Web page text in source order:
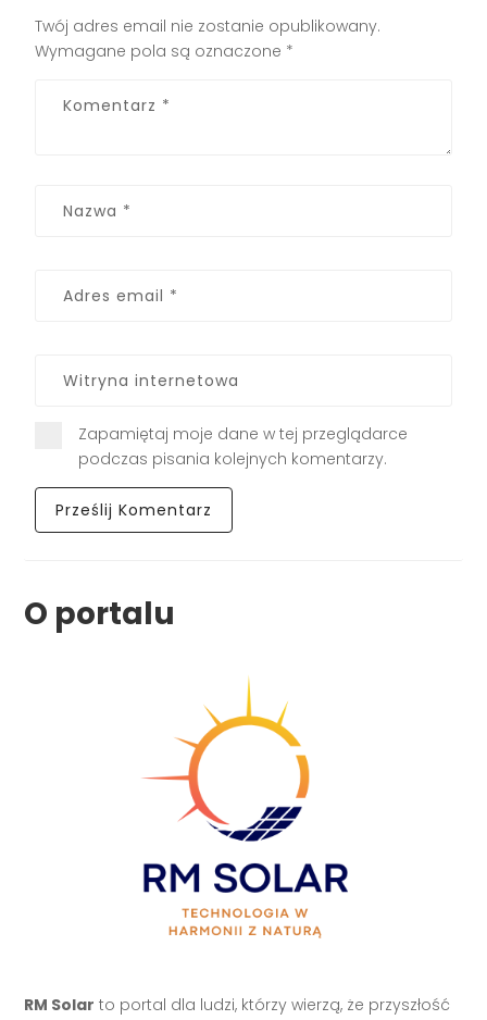
Twój adres email nie zostanie opublikowany.
Wymagane pola są oznaczone *
Zapamiętaj moje dane w tej przeglądarce
podczas pisania kolejnych komentarzy.
O portalu
RM Solar to portal dla ludzi, którzy wierzą, że przyszłość